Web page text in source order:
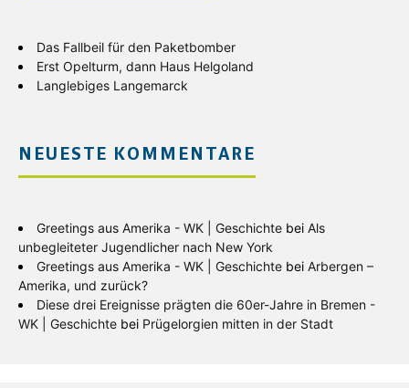
Das Fallbeil für den Paketbomber
Erst Opelturm, dann Haus Helgoland
Langlebiges Langemarck
NEUESTE KOMMENTARE
Greetings aus Amerika - WK | Geschichte bei Als
unbegleiteter Jugendlicher nach New York
Greetings aus Amerika - WK | Geschichte bei Arbergen –
Amerika, und zurück?
Diese drei Ereignisse prägten die 60er-Jahre in Bremen -
WK | Geschichte bei Prügelorgien mitten in der Stadt